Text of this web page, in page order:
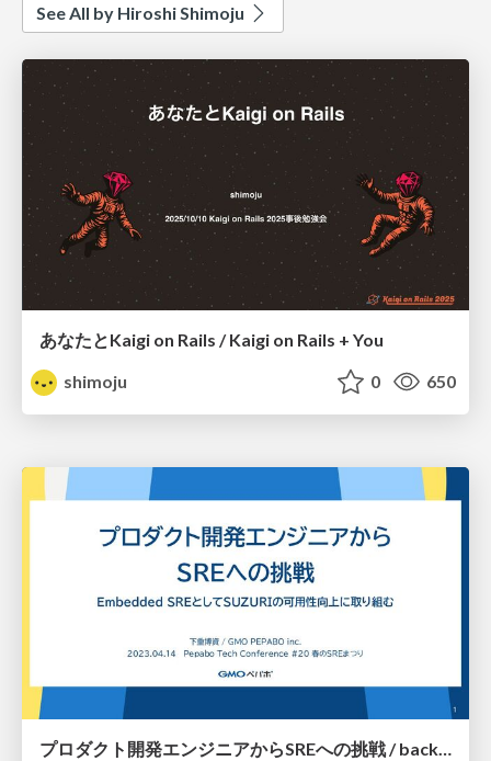
See All by Hiroshi Shimoju
あなたとKaigi on Rails / Kaigi on Rails + You
shimoju
0 650